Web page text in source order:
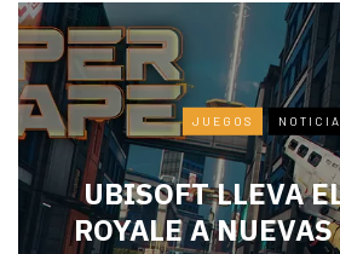
JUEGOS
UBISOFT LLEVA
ROYALE A